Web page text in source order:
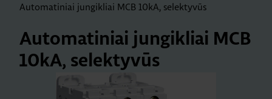
Automatiniai jungikliai MCB 10kA, selektyvūs
Automatiniai jungikliai MCB
10kA, selektyvūs